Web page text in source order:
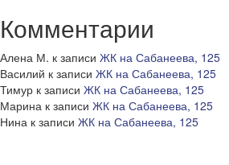
Комментарии
Алена М. к записи ЖК на Сабанеева, 125
Василий к записи ЖК на Сабанеева, 125
Тимур к записи ЖК на Сабанеева, 125
Марина к записи ЖК на Сабанеева, 125
Нина к записи ЖК на Сабанеева, 125